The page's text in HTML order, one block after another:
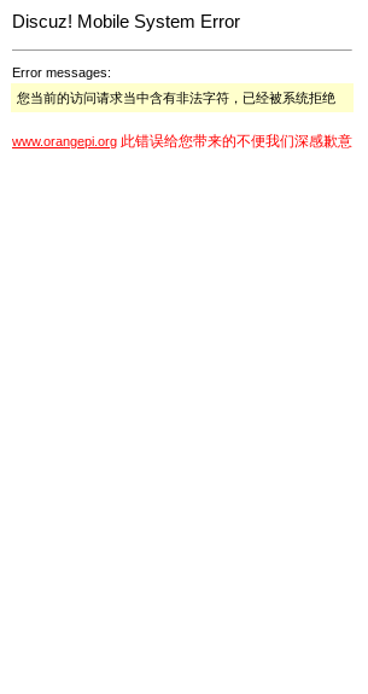
Discuz! Mobile System Error
Error messages:
您当前的访问请求当中含有非法字符，已经被系统拒绝
www.orangepi.org 此错误给您带来的不便我们深感歉意